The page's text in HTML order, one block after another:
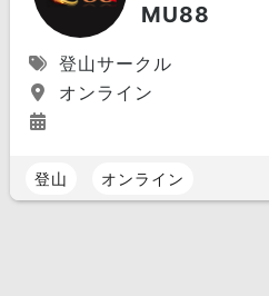
MU88
登山サークル
オンライン
登山 オンライン